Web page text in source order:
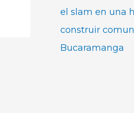
el slam en una
construir
Bucaramanga